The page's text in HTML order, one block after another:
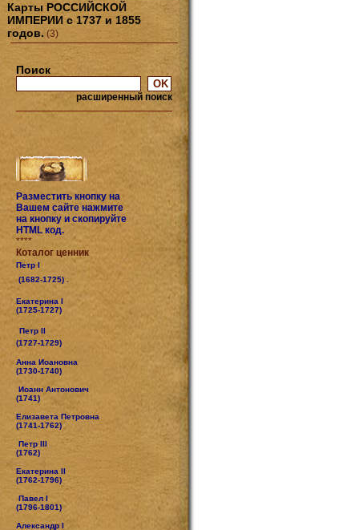
Карты РОССИЙСКОЙ
ИМПЕРИИ с 1737 и 1855
годов. (3)
Поиск
расширенный поиск
Разместить кнопку на
Вашем сайте нажмите
на кнопку и скопируйте
HTML код.
****
Коталог ценник
Петр I
(1682-1725) .
Екатерина I
(1725-1727)
Петр II
(1727-1729)
Анна Иоановна
(1730-1740)
Иоанн Антонович
(1741)
Елизавета Петровна
(1741-1762)
Петр III
(1762)
Екатерина II
(1762-1796)
Павел I
(1796-1801)
Александр I